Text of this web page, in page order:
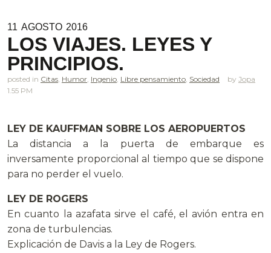
11 AGOSTO 2016
LOS VIAJES. LEYES Y
PRINCIPIOS.
posted in Citas, Humor, Ingenio, Libre pensamiento, Sociedad
Jopa
1.55 PM
LEY DE KAUFFMAN SOBRE LOS AEROPUERTOS
La distancia a la puerta de embarque es
inversamente proporcional al tiempo que se dispone
para no perder el vuelo.
LEY DE ROGERS
En cuanto la azafata sirve el café, el avión entra en
zona de turbulencias.
Explicación de Davis a la Ley de Rogers.